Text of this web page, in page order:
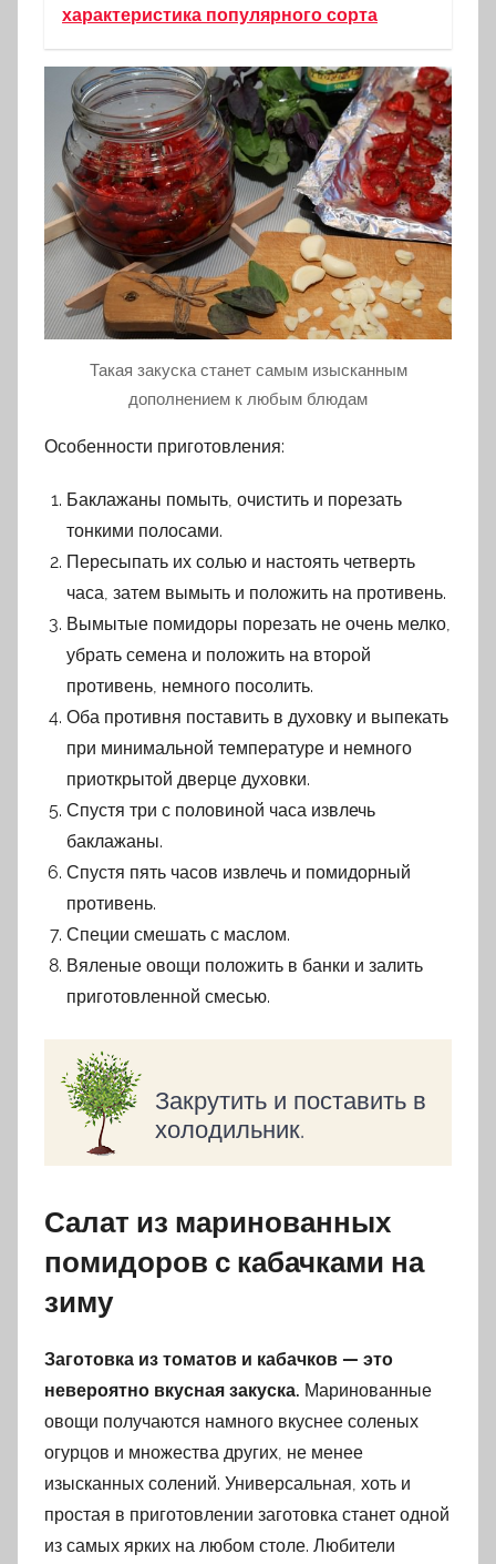
характеристика популярного сорта
Такая закуска станет самым изысканным
дополнением к любым блюдам
Особенности приготовления:
Баклажаны помыть, очистить и порезать
тонкими полосами.
Пересыпать их солью и настоять четверть
часа, затем вымыть и положить на противень.
Вымытые помидоры порезать не очень мелко,
убрать семена и положить на второй
противень, немного посолить.
Оба противня поставить в духовку и выпекать
при минимальной температуре и немного
приоткрытой дверце духовки.
Спустя три с половиной часа извлечь
баклажаны.
Спустя пять часов извлечь и помидорный
противень.
Специи смешать с маслом.
Вяленые овощи положить в банки и залить
приготовленной смесью.
Закрутить и поставить в
холодильник.
Салат из маринованных
помидоров с кабачками на
зиму
Заготовка из томатов и кабачков — это
невероятно вкусная закуска. Маринованные
овощи получаются намного вкуснее соленых
огурцов и множества других, не менее
изысканных солений. Универсальная, хоть и
простая в приготовлении заготовка станет одной
из самых ярких на любом столе. Любители